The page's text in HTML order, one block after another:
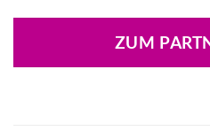
war:
69,90 €
ZUM